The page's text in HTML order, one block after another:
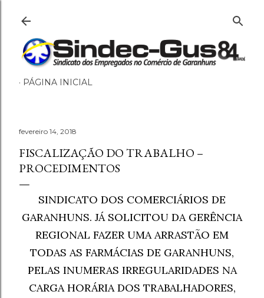
PÁGINA INICIAL
fevereiro 14, 2018
FISCALIZAÇÃO DO TRABALHO –
PROCEDIMENTOS
SINDICATO DOS COMERCIÁRIOS DE
GARANHUNS. JÁ SOLICITOU DA GERÊNCIA
REGIONAL FAZER UMA ARRASTÃO EM
TODAS AS FARMÁCIAS DE GARANHUNS,
PELAS INUMERAS IRREGULARIDADES NA
CARGA HORÁRIA DOS TRABALHADORES,